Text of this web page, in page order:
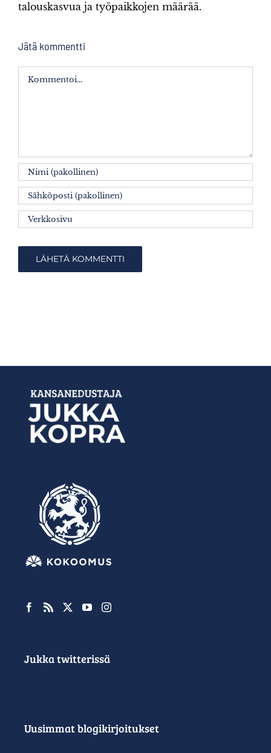
talouskasvua ja työpaikkojen määrää.
Jätä kommentti
Kommentti
Jukka twitterissä
Uusimmat blogikirjoitukset